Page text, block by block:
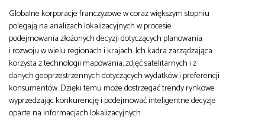
Globalne korporacje franczyzowe w coraz większym stopniu
polegają na analizach lokalizacyjnych w procesie
podejmowania złożonych decyzji dotyczących planowania
i rozwoju w wielu regionach i krajach. Ich kadra zarządzająca
korzysta z technologii mapowania, zdjęć satelitarnych i z
danych geoprzestrzennych dotyczących wydatków i preferencji
konsumentów. Dzięki temu może dostrzegać trendy rynkowe
wyprzedzając konkurencję i podejmować inteligentne decyzje
oparte na informacjach lokalizacyjnych.